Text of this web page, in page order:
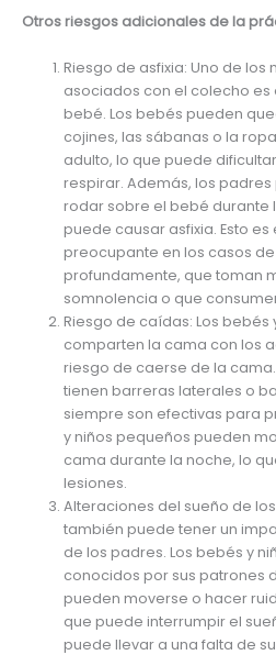
Otros riesgos adicionales de la
Riesgo de asfixia: Uno de los
asociados con el colecho es
bebé. Los bebés pueden
cojines, las sábanas o la
adulto, lo que puede
respirar. Además, los
rodar sobre el bebé durante
puede causar asfixia. Esto
preocupante en los casos
profundamente, que toman
somnolencia o que
Riesgo de caídas: Los
comparten la cama con los
riesgo de caerse de la
tienen barreras laterales o
siempre son efectivas para
y niños pequeños pueden
cama durante la noche, lo
lesiones.
Alteraciones del sueño de
también puede tener un
de los padres. Los bebés y
conocidos por sus patrones
pueden moverse o hacer
que puede interrumpir el
puede llevar a una falta de